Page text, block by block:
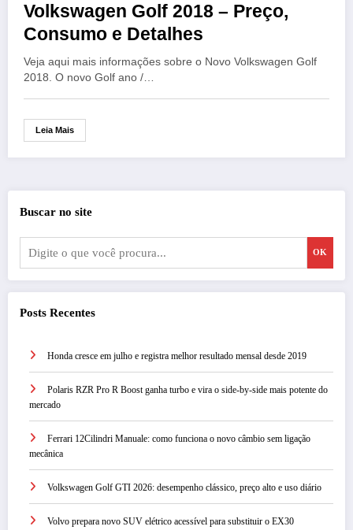
Volkswagen Golf 2018 – Preço,
Consumo e Detalhes
Veja aqui mais informações sobre o Novo Volkswagen Golf
2018. O novo Golf ano /…
Leia Mais
Buscar no site
OK
Posts Recentes
Honda cresce em julho e registra melhor resultado mensal desde 2019
Polaris RZR Pro R Boost ganha turbo e vira o side-by-side mais potente do
mercado
Ferrari 12Cilindri Manuale: como funciona o novo câmbio sem ligação
mecânica
Volkswagen Golf GTI 2026: desempenho clássico, preço alto e uso diário
Volvo prepara novo SUV elétrico acessível para substituir o EX30